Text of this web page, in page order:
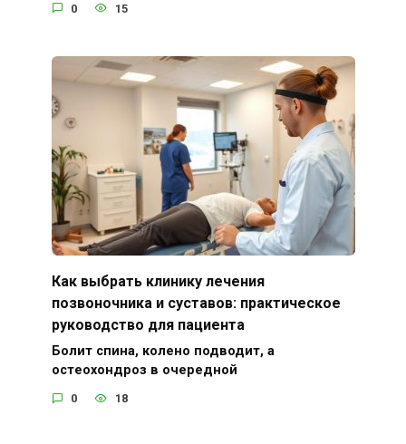
0 15
Как выбрать клинику лечения
позвоночника и суставов: практическое
руководство для пациента
Болит спина, колено подводит, а
остеохондроз в очередной
0 18